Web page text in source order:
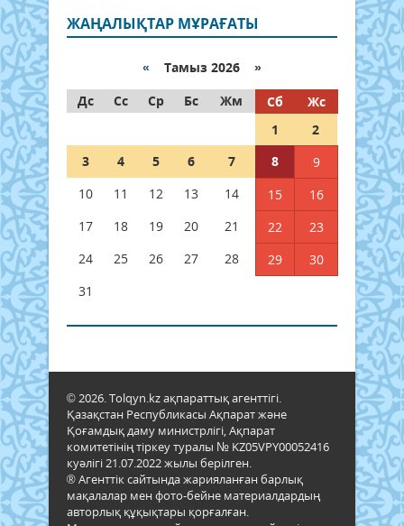
ЖАҢАЛЫҚТАР МҰРАҒАТЫ
« Тамыз 2026 »
Дс
Сс Ср Бс Жм Сб
Жс
1
2
3
4 5 6 7 8
9
10
11 12 13 14 15
16
17
18 19 20 21 22
23
24
25 26 27 28 29
30
31
© 2026. Tolqyn.kz ақпараттық агенттігі.
Қазақстан Республикасы Ақпарат және
Қоғамдық даму министрлігі, Ақпарат
комитетінің тіркеу туралы № KZ05VPY00052416
куәлігі 21.07.2022 жылы берілген.
® Агенттік сайтында жарияланған барлық
мақалалар мен фото-бейне материалдардың
авторлық құқықтары қорғалған.